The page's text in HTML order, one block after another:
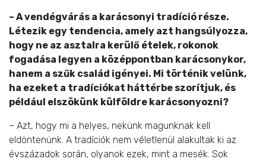
– A vendégvárás a karácsonyi tradíció része.
Létezik egy tendencia, amely azt hangsúlyozza,
hogy ne az asztalra kerülő ételek, rokonok
fogadása legyen a középpontban karácsonykor,
hanem a szűk család igényei. Mi történik velünk,
ha ezeket a tradíciókat háttérbe szorítjuk, és
például elszökünk külföldre karácsonyozni?
– Azt, hogy mi a helyes, nekünk magunknak kell
eldöntenünk. A tradíciók nem véletlenül alakultak ki az
évszázadok során, olyanok ezek, mint a mesék. Sok